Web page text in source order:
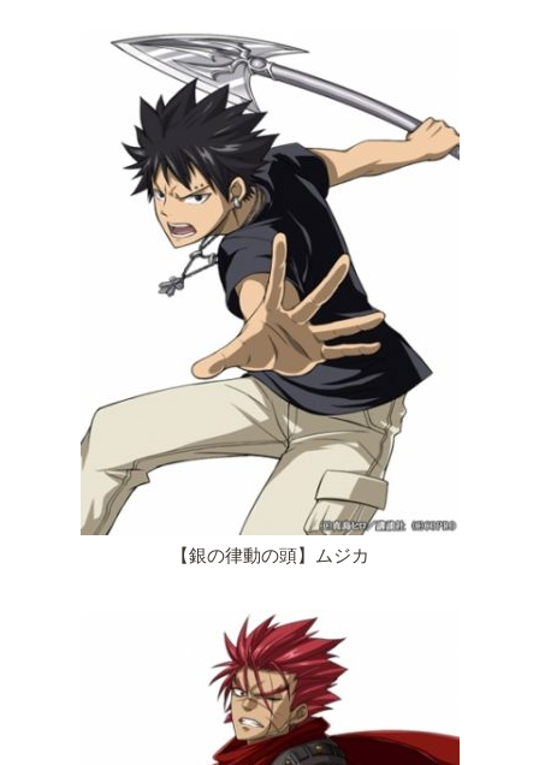
【銀の律動の頭】ムジカ